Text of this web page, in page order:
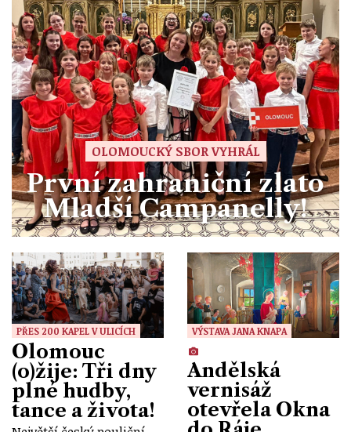
OLOMOUCKÝ SBOR VYHRÁL
První zahraniční zlato
Mladší Campanelly!
PŘES 200 KAPEL V ULICÍCH
Olomouc
(o)žije: Tři dny
plné hudby,
tance a života!
VÝSTAVA JANA KNAPA
Andělská
vernisáž
otevřela Okna